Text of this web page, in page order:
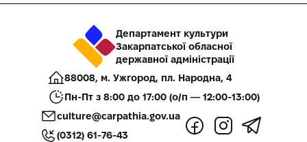
Департамент культури
Закарпатської обласної
державної адміністрації
88008, м. Ужгород, пл. Народна, 4
Пн-Пт з 8:00 до 17:00 (о/п — 12:00-13:00)
culture@carpathia.gov.ua
(0312) 61-76-43